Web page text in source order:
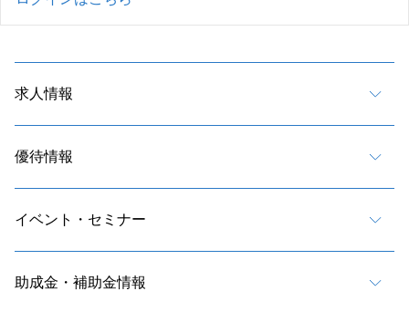
求人情報
優待情報
イベント・セミナー
助成金・補助金情報